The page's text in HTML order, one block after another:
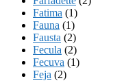
Fatima (1)
Fauna (1)
Fausta (2)
Fecula (2)
Fecuva (1)
Feja (2)